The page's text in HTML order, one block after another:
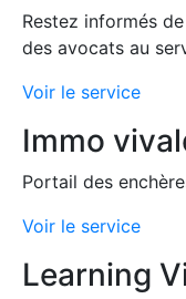
Restez informés
des avocats au
Voir le service
Immo
Portail des
Voir le service
Learning